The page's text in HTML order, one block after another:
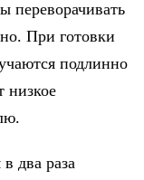
переворачивать
При готовки
подлинно
низкое
два раза